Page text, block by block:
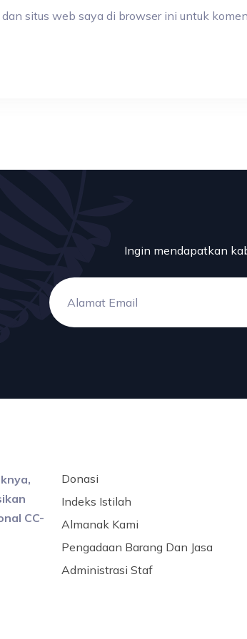
situs web saya di browser ini untuk
Ingin mendapatkan
CC-
Donasi
Indeks Istilah
Almanak Kami
Pengadaan Barang Dan Jasa
Administrasi Staf